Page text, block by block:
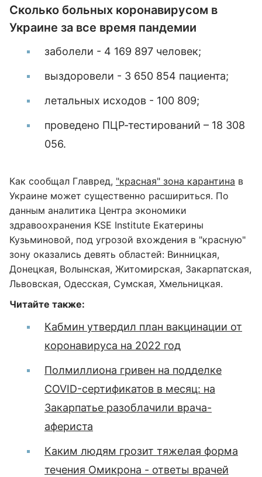
Сколько больных коронавирусом в
Украине за все время пандемии
заболели - 4 169 897 человек;
выздоровели - 3 650 854 пациента;
летальных исходов - 100 809;
проведено ПЦР-тестирований – 18 308
056.
Как сообщал Главред, "красная" зона карантина в
Украине может существенно расшириться. По
данным аналитика Центра экономики
здравоохранения KSE Institute Екатерины
Кузьминовой, под угрозой вхождения в "красную"
зону оказались девять областей: Винницкая,
Донецкая, Волынская, Житомирская, Закарпатская,
Львовская, Одесская, Сумская, Хмельницкая.
Читайте также:
Кабмин утвердил план вакцинации от
коронавируса на 2022 год
Полмиллиона гривен на подделке
COVID-сертификатов в месяц: на
Закарпатье разоблачили врача-
афериста
Каким людям грозит тяжелая форма
течения Омикрона - ответы врачей